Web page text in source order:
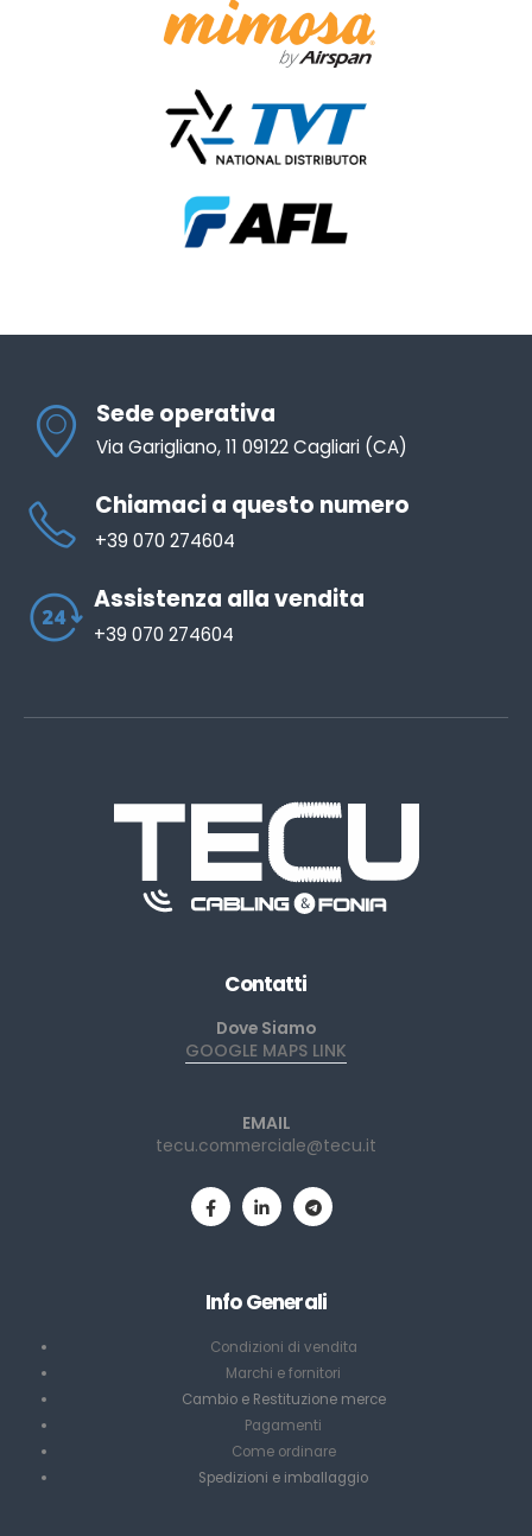
Sede operativa
Via Garigliano, 11 09122 Cagliari (CA)
Chiamaci a questo numero
+39 070 274604
Assistenza alla vendita
+39 070 274604
Contatti
Dove Siamo
GOOGLE MAPS LINK
EMAIL
tecu.commerciale@tecu.it
Info Generali
Condizioni di vendita
Marchi e fornitori
Cambio e Restituzione merce
Pagamenti
Come ordinare
Spedizioni e imballaggio